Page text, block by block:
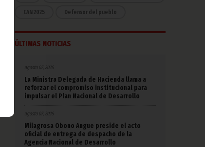
CAN 2025 Defensor del pueblo
ÚLTIMAS NOTICIAS
agosto 07, 2026
La Ministra Delegada de Hacienda llama a
reforzar el compromiso institucional para
impulsar el Plan Nacional de Desarrollo
agosto 07, 2026
Milagrosa Obono Angue preside el acto
oficial de entrega de despacho de la
Agencia Nacional de Desarrollo